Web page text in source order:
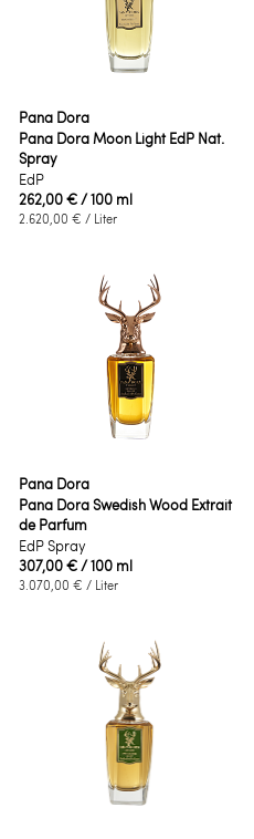
Pana Dora
Pana Dora Moon Light EdP Nat.
Spray
EdP
262,00 €/ 100 ml
2.620,00 € / Liter
Pana Dora
Pana Dora Swedish Wood Extrait
de Parfum
EdP Spray
307,00 €/ 100 ml
3.070,00 € / Liter